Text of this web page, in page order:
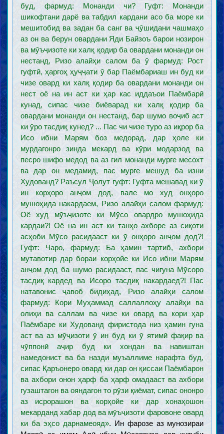
буд, фармуд: Монанди чи? Гуфт: Монанди
шикофтани дарё ва табдил кардани асо ба море ки
мешитобид ва задан ба санг ва ҷӯшидани чашмаҳо
аз он ва берун овардани Яди Байзоъ барои нозирон
ва мӯъҷизоте ки халқ қодир ба овардани монанди он
нестанд, Ризо алайҳи салом ба ӯ фармуд: Рост
гуфтӣ, ҳаргоҳ ҳуҷҷати ӯ бар Паёмбариаш ин буд ки
чизе овард ки халқ қодир ба овардани монанди он
нест оё на ин аст ки ҳар кас иддаъои Паёмбарӣ
кунад, сипас чизе биёварад ки халқ қодир ба
овардани монанди он нестанд, бар шумо воҷиб аст
ки ӯро тасдиқ кунед? ... Пас чи чизе туро аз иқрор ба
Исо ибни Марям боз медорад, дар ҳоле ки
мурдагонро зинда мекард ва кӯри модарзод ва
песро шифо медод ва аз гил монанди мурғе месохт
ва дар он медамид, пас мурғе мешуд ба изни
Худованд? Раъсул Ҷолут гуфт: Гуфта мешавад ки ӯ
ин корҳоро анҷом дод, вале мо худ онҳоро
мушоҳида накардаем, Ризо алайҳи салом фармуд:
Оё худ мӯъҷизоте ки Мӯсо овардро мушоҳида
кардаи?! Оё на ин аст ки танҳо ахборе аз сиқоти
асҳоби Мӯсо расидааст ки ӯ онҳоро анҷом дод?!
Гуфт: Чаро, фармуд: Ба ҳамин тартиб, ахбори
мутавотир дар бораи корҳойе ки Исо ибни Марям
анҷом дод ба шумо расидааст, пас чигуна Мӯсоро
тасдиқ кардед ва Исоро тасдиқ накардаед?! Пас
натавонис ҷавоб бидиҳад, Ризо алайҳи салом
фармуд: Кори Муҳаммад саллаллоҳу алайҳи ва
олиҳи ва саллам ва чизе ки овард ва кори ҳар
Паёмбаре ки Худованд фиристода низ ҳамин гуна
аст ва аз мӯҷизоти ӯ ин буд ки ӯ ятимӣ фақир ва
чӯппонӣ аҷир буд ки хондан ва навиштан
намедонист ва ба назди муъаллиме нарафта буд,
сипас Қаръонеро овард ки дар он қиссаи Паёмбарон
ва ахбори онон ҳарф ба ҳарф омадааст ва ахбори
гузаштагон ва ояндагон то рӯзи қиёмат, сипас ононро
аз исрорашон ва корҳойе ки дар хонаҳошон
мекарданд хабар дод ва мӯъҷизоти фаровоне овард
ки ба эҳсо дарнамеояд». Ин фарозе аз мунозираи